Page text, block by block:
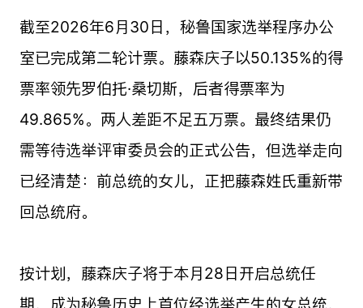
截至2026年6月30日，秘鲁国家选举程序办公
室已完成第二轮计票。藤森庆子以50.135%的得
票率领先罗伯托·桑切斯，后者得票率为
49.865%。两人差距不足五万票。最终结果仍
需等待选举评审委员会的正式公告，但选举走向
已经清楚：前总统的女儿，正把藤森姓氏重新带
回总统府。
按计划，藤森庆子将于本月28日开启总统任
期，成为秘鲁历史上首位经选举产生的女总统，